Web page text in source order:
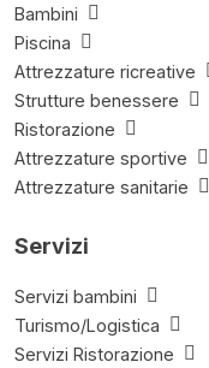
Bambini
Piscina
Attrezzature ricreative
Strutture benessere
Ristorazione
Attrezzature sportive
Attrezzature sanitarie
Servizi
Servizi bambini
Turismo/Logistica
Servizi Ristorazione